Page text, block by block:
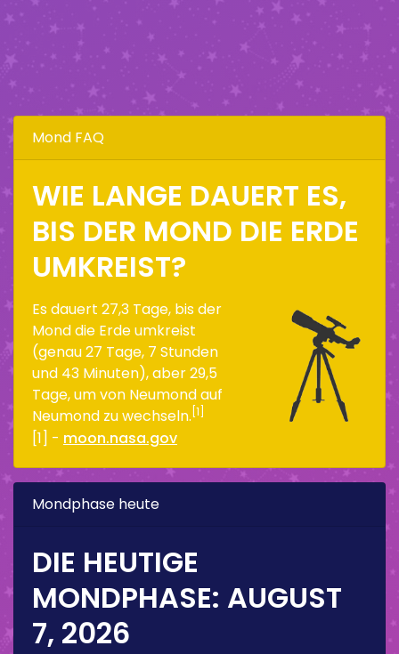
Mond FAQ
WIE LANGE DAUERT ES,
BIS DER MOND DIE ERDE
UMKREIST?
Es dauert 27,3 Tage, bis der
Mond die Erde umkreist
(genau 27 Tage, 7 Stunden
und 43 Minuten), aber 29,5
Tage, um von Neumond auf
Neumond zu wechseln. [1]
[1] - moon.nasa.gov
Mondphase heute
DIE HEUTIGE
MONDPHASE: AUGUST
7, 2026